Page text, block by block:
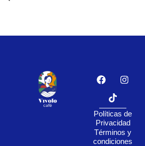
Políticas de
Privacidad
Términos y
condiciones